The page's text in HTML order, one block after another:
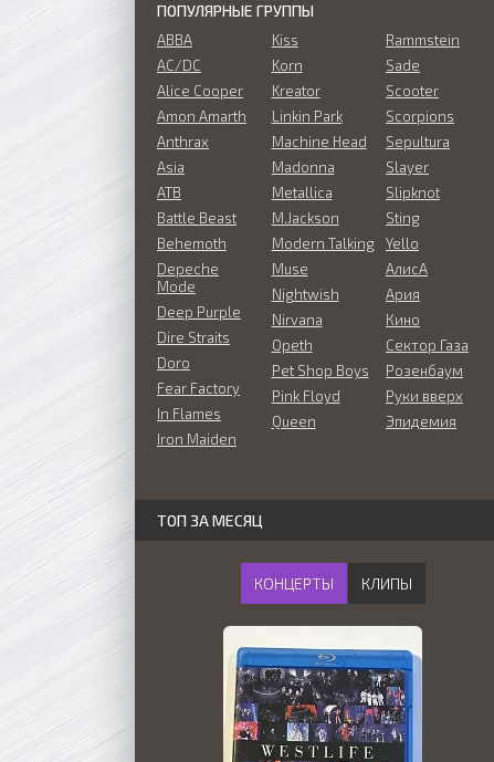
ПОПУЛЯРНЫЕ ГРУППЫ
ABBA
AC/DC
Alice Cooper
Amon Amarth
Anthrax
Asia
ATB
Battle Beast
Behemoth
Depeche
Mode
Deep Purple
Dire Straits
Doro
Fear Factory
In Flames
Iron Maiden
Kiss
Korn
Kreator
Linkin Park
Machine Head
Madonna
Metallica
M.Jackson
Modern Talking
Muse
Nightwish
Nirvana
Opeth
Pet Shop Boys
Pink Floyd
Queen
Rammstein
Sade
Scooter
Scorpions
Sepultura
Slayer
Slipknot
Sting
Yello
АлисА
Ария
Кино
Сектор Газа
Розенбаум
Руки вверх
Эпидемия
ТОП ЗА МЕСЯЦ
КОНЦЕРТЫ КЛИПЫ